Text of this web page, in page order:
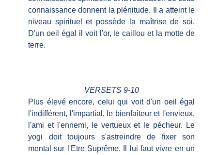
connaissance donnent la plénitude. Il a atteint le
niveau spirituel et possède la maîtrise de soi.
D'un oeil égal il voit l'or, le caillou et la motte de
terre.
VERSETS 9-10
Plus élevé encore, celui qui voit d'un oeil égal
l'indifférent, l'impartial, le bienfaiteur et l'envieux,
l'ami et l'ennemi, le vertueux et le pécheur. Le
yogi doit toujours s'astreindre de fixer son
mental sur l'Etre Suprême. Il lui faut vivre en un